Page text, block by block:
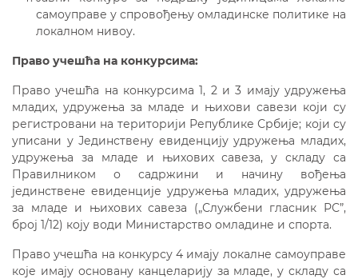
самоуправе у спровођењу омладинске политике на
локалном нивоу.
Право учешћа на конкурсима:
Право учешћа на конкурсима 1, 2 и 3 имају удружења
младих, удружења за младе и њихови савези који су
регистровани на територији Републике Србије; који су
уписани у Јединствену евиденцију удружења младих,
удружења зa младе и њихових савеза, у складу са
Правилником о садржини и начину вођења
јединствене евиденције удружења младих, удружења
за младе и њихових савеза („Службени гласник РС”,
број 1/12) коју води Министарство омладине и спорта.
Право учешћа на конкурсу 4 имају локалне самоуправе
које имају основану канцеларију за младе, у складу са